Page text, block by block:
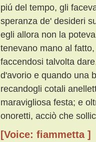
piú del tempo, gli
speranza de' desideri
egli allora non la
tenevano mano al
faccendosi talvolta
d'avorio e quando una
recandogli cotali
maravigliosa festa; e
onoretti, acciò che
[Voice: fiammetta ]